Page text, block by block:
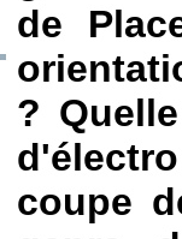
de
?
coupe